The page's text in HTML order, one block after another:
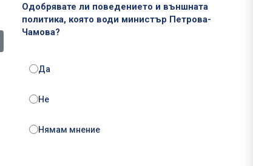
Одобрявате ли поведението и външната
политика, която води министър Петрова-
Чамова?
Да
Не
Нямам мнение